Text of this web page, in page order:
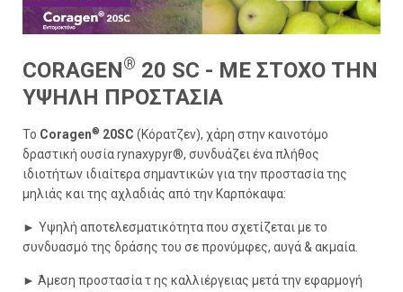
CORAGEN® 20 SC - ΜΕ ΣΤΟΧΟ ΤΗΝ
ΥΨΗΛΗ ΠΡΟΣΤΑΣΙΑ
Το Coragen® 20SC (Κόρατζεν), χάρη στην καινοτόμο
δραστική ουσία rynaxypyr®, συνδυάζει ένα πλήθος
ιδιοτήτων ιδιαίτερα σημαντικών για την προστασία της
μηλιάς και της αχλαδιάς από την Καρπόκαψα:
► Υψηλή αποτελεσματικότητα που σχετίζεται με το
συνδυασμό της δράσης του σε προνύμφες, αυγά & ακμαία.
► Άμεση προστασία τ ης καλλιέργειας μετά την εφαρμογή